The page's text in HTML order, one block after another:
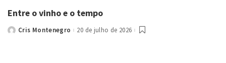
Entre o vinho e o tempo
PostedCris Montenegro 20 de julho de 2026